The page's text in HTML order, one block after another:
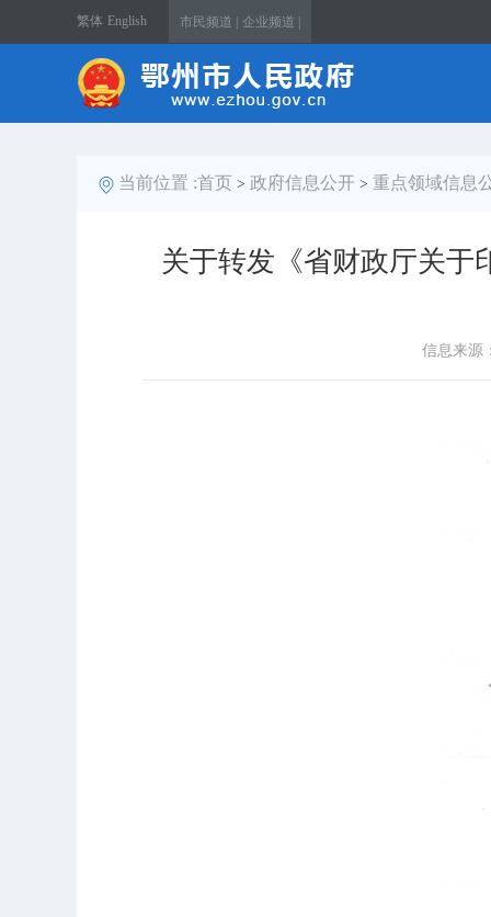
繁体 English 市民频道 | 企业频道 |
当前位置 :首页 > 政府信息公开 > 重点领域信息
关于转发《省财政厅关于
信息来源